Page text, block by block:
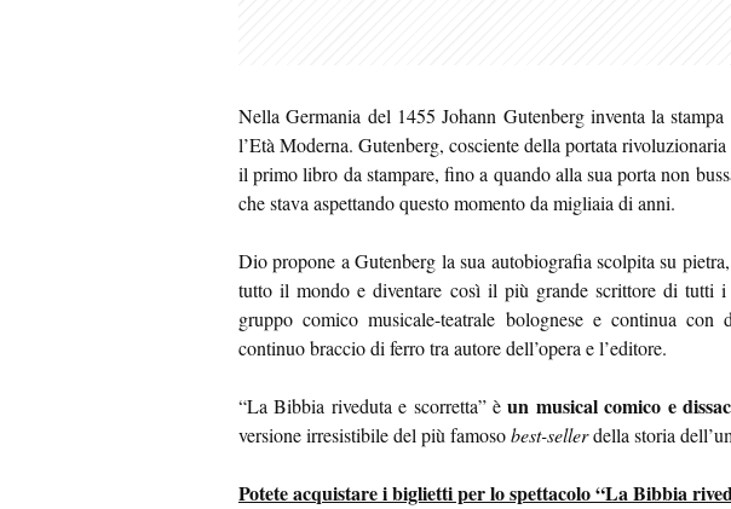
Nella Germania del 1455 Johann Gutenberg inventa la
l’Età Moderna. Gutenberg, cosciente della portata
il primo libro da stampare, fino a quando alla sua porta non
che stava aspettando questo momento da migliaia di anni.
Dio propone a Gutenberg la sua autobiografia scolpita su
tutto il mondo e diventare così il più grande scrittore di tutti
gruppo comico musicale-teatrale bolognese e continua
continuo braccio di ferro tra autore dell’opera e l’editore.
“La Bibbia riveduta e scorretta” èun musical comico e
versione irresistibile del più famosobest-sellerdella storia
Potete acquistare i biglietti per lo spettacolo “La Bibbia